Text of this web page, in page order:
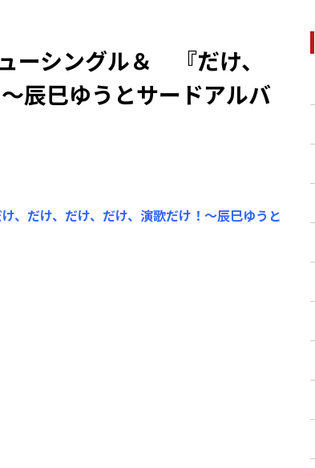
シングル＆ 『だけ、
辰巳ゆうとサードアルバ
だけ、だけ、だけ、演歌だけ！～辰巳ゆうと